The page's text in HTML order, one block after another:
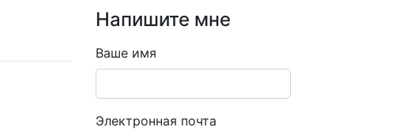
Напишите мне
Ваше имя
Электронная почта